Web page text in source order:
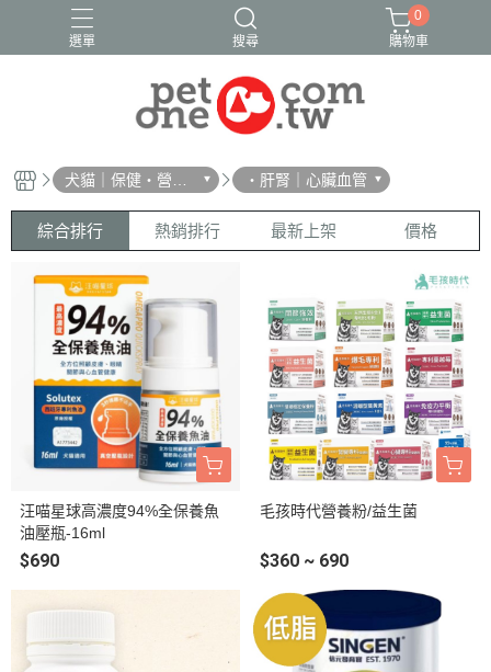
選單 搜尋
0
購物車
犬貓｜保健・營
養・防蚤
・肝腎｜心臟血管
綜合排行 熱銷排行 最新上架 價格
汪喵星球高濃度94%全保養魚
油壓瓶-16ml
$690
毛孩時代營養粉/益生菌
$360 ~ 690